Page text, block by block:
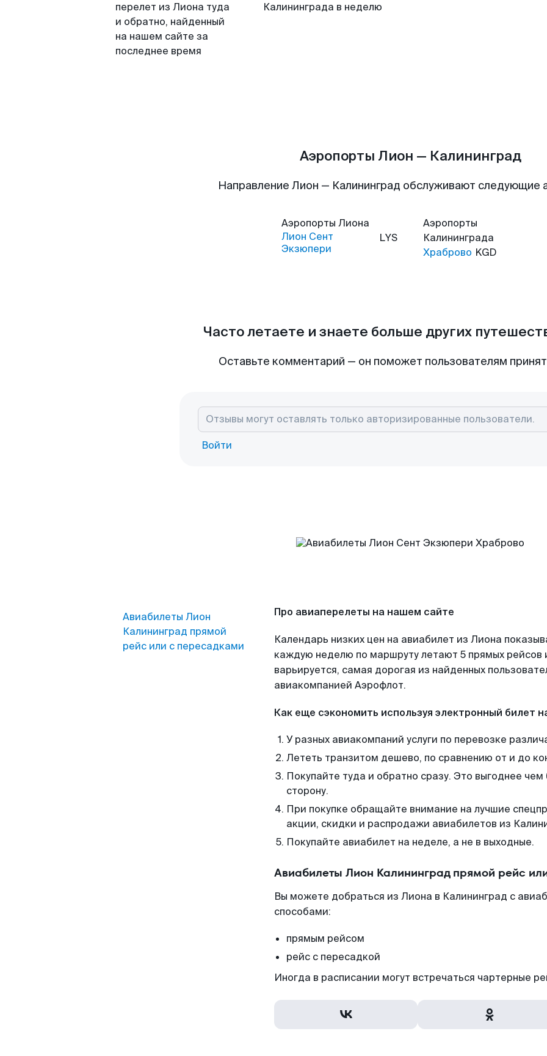
перелет из Лиона туда
и обратно, найденный
на нашем сайте за
последнее время
Калининграда в неделю
Аэропорты Лион — Калининград
Направление Лион — Калининград обслуживают следующие
Аэропорты Лиона
Лион Сент
Экзюпери
LYS
Аэропорты
Калининграда
Храброво KGD
Часто летаете и знаете больше других
Оставьте комментарий — он поможет пользователям
Войти
Авиабилеты Лион
Калининград прямой
рейс или с пересадками
Про авиаперелеты на нашем сайте
Календарь низких цен на авиабилет из Лиона
каждую неделю по маршруту летают 5 прямых рейсов
варьируется, самая дорогая из найденных
авиакомпанией Аэрофлот.
Как еще сэкономить используя электронный билет
У разных авиакомпаний услуги по перевозке
Лететь транзитом дешево, по сравнению от и до
Покупайте туда и обратно сразу. Это выгоднее
сторону.
При покупке обращайте внимание на лучшие
акции, скидки и распродажи авиабилетов из
Покупайте авиабилет на неделе, а не в выходные.
Авиабилеты Лион Калининград прямой рейс
Вы можете добраться из Лиона в Калининград с
способами:
прямым рейсом
рейс с пересадкой
Иногда в расписании могут встречаться чартерные